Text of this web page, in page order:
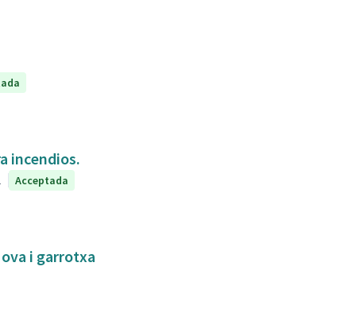
incendios.
Acceptada
i garrotxa